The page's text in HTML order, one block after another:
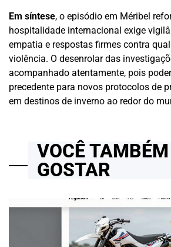
Em síntese, o episódio em Méribel
hospitalidade internacional exige
empatia e respostas firmes contra
violência. O desenrolar das
acompanhado atentamente, pois
precedente para novos protocolos de
em destinos de inverno ao redor do
VOCÊ
GOSTAR